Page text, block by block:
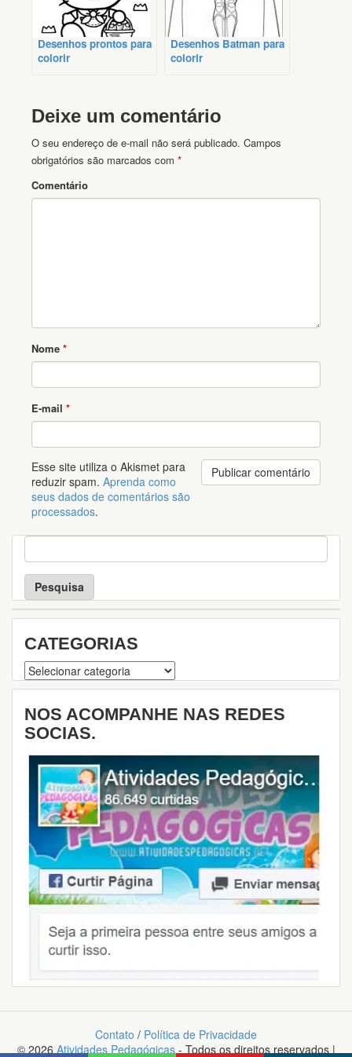
Desenhos prontos para
colorir
Desenhos Batman para
colorir
Deixe um comentário
O seu endereço de e-mail não será publicado. Campos
obrigatórios são marcados com *
Comentário
Nome *
E-mail *
Esse site utiliza o Akismet para
reduzir spam. Aprenda como
seus dados de comentários são
processados.
P
e
s
u
i
a
CATEGORIAS
Categorias
NOS ACOMPANHE NAS REDES
SOCIAS.
Contato / Política de Privacidade
© 2026 Atividades Pedagógicas- Todos os direitos reservados |